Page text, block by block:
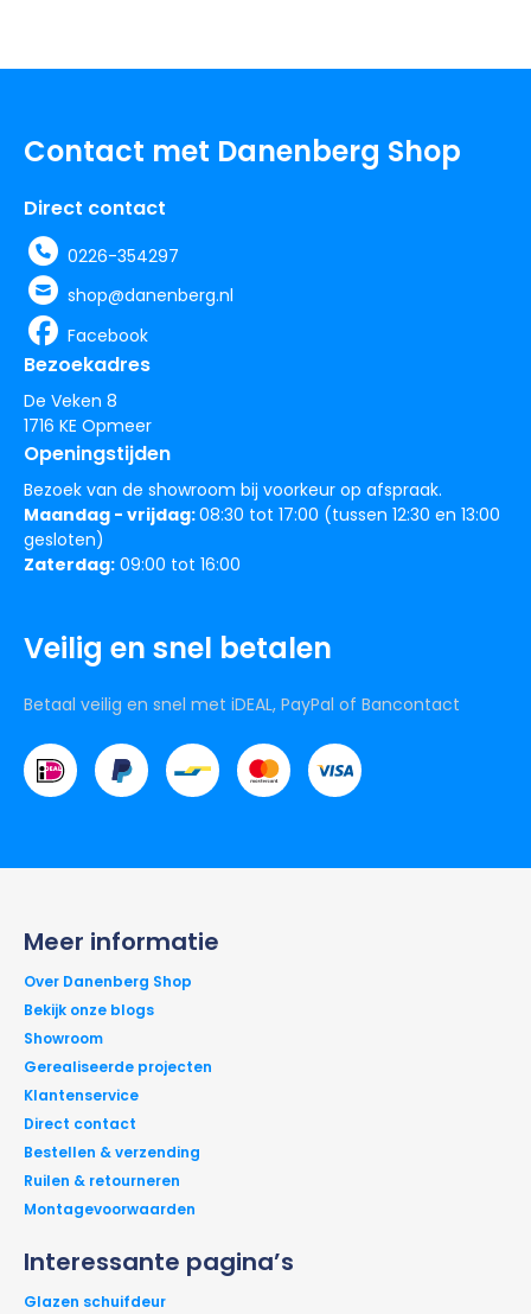
Contact met Danenberg Shop
Direct contact
0226-354297
shop@danenberg.nl
Facebook
Bezoekadres
De Veken 8
1716 KE Opmeer
Openingstijden
Bezoek van de showroom bij voorkeur op afspraak.
Maandag - vrijdag:08:30 tot 17:00 (tussen 12:30 en 13:00
gesloten)
Zaterdag: 09:00 tot 16:00
Veilig en snel betalen
Betaal veilig en snel met iDEAL, PayPal of Bancontact
Interessante pagina’s
Glazen schuifdeur
Meer informatie
Over Danenberg Shop
Bekijk onze blogs
Showroom
Gerealiseerde projecten
Klantenservice
Direct contact
Bestellen & verzending
Ruilen & retourneren
Montagevoorwaarden